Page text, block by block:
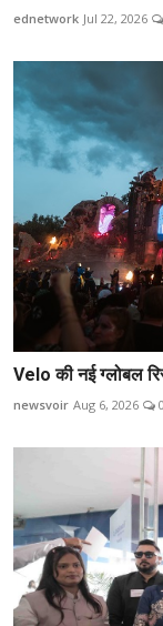
ednetwork Jul 22, 2026
Velo की नई ग्लोबल
newsvoir Aug 6, 2026 0